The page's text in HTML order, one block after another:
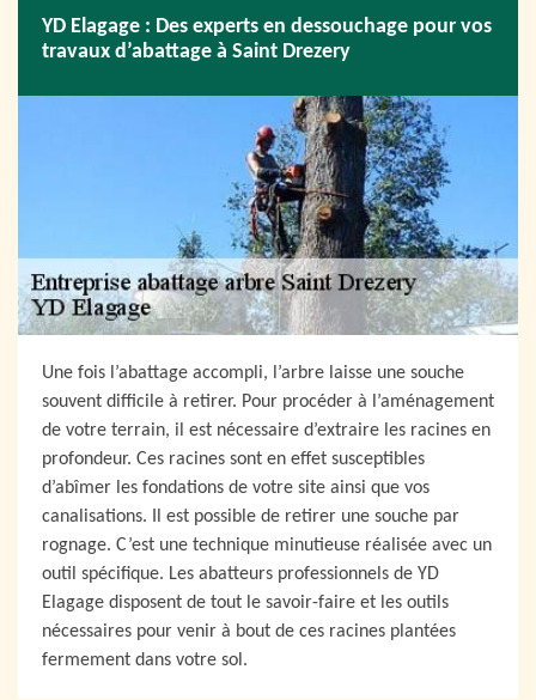
YD Elagage : Des experts en dessouchage pour vos
travaux d’abattage à Saint Drezery
Une fois l’abattage accompli, l’arbre laisse une souche
souvent difficile à retirer. Pour procéder à l’aménagement
de votre terrain, il est nécessaire d’extraire les racines en
profondeur. Ces racines sont en effet susceptibles
d’abîmer les fondations de votre site ainsi que vos
canalisations. Il est possible de retirer une souche par
rognage. C’est une technique minutieuse réalisée avec un
outil spécifique. Les abatteurs professionnels de YD
Elagage disposent de tout le savoir-faire et les outils
nécessaires pour venir à bout de ces racines plantées
fermement dans votre sol.